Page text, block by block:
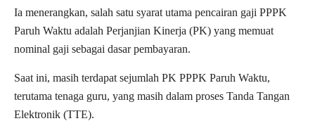
Ia menerangkan, salah satu syarat utama pencairan gaji PPPK
Paruh Waktu adalah Perjanjian Kinerja (PK) yang memuat
nominal gaji sebagai dasar pembayaran.
Saat ini, masih terdapat sejumlah PK PPPK Paruh Waktu,
terutama tenaga guru, yang masih dalam proses Tanda Tangan
Elektronik (TTE).